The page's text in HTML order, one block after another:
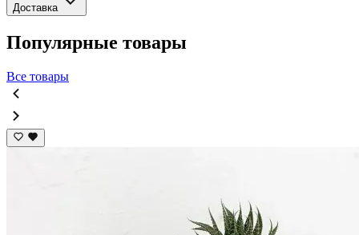
Доставка
Популярные товары
Все товары